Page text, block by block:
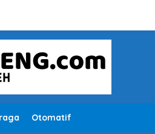
Otomatif